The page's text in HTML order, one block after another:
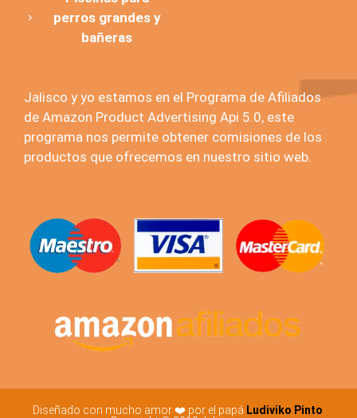
perros grandes y
bañeras
Jalisco y yo estamos en el Programa de Afiliados
de Amazon Product Advertising Api 5.0, este
programa nos permite obtener comisiones de los
productos que ofrecemos en nuestro sitio web.
Diseñado con mucho amor ❤️ por el papá Ludiviko Pinto